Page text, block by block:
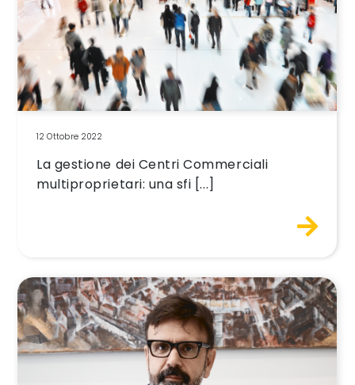
12 Ottobre 2022
La gestione dei Centri Commerciali
multiproprietari: una sfi [...]